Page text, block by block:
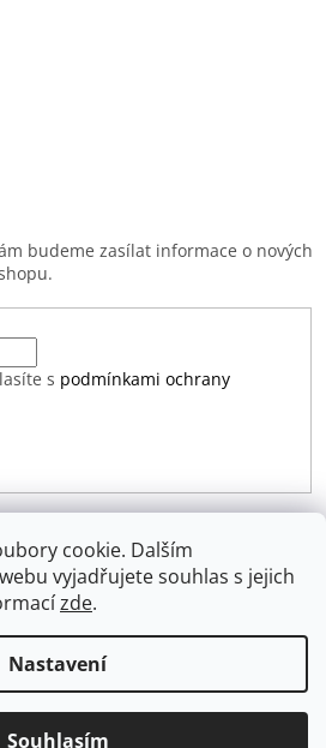
cookie. Dalším
vyjadřujete souhlas s jejich
zde.
Nastavení
Souhlasím
budeme zasílat informace o nových
s podmínkami ochrany
spokojenosti
Vytvořil Shoptet
. Všechna práva vyhrazena.